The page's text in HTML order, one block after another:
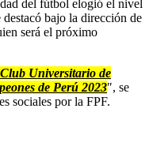
del fútbol elogió el nivel
bajo la dirección de
será el próximo
Universitario de
de Perú 2023″, se
sociales por la FPF.